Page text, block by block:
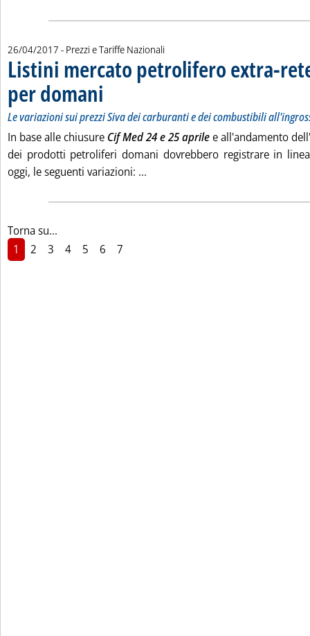
26/04/2017 - Prezzi e Tariffe Nazionali
Listini mercato petrolifero extra-
per domani . Sottotitolo: Le variazioni sui prezzi Siva dei carburanti e dei
. Pubblicata mercoledì 26 aprile 2017 alle 9.34.
Le variazioni sui prezzi Siva dei carburanti e dei combustibili
In base alle chiusure Cif Med 24 e 25 aprilee all'andamento
dei prodotti petroliferi domani dovrebbero registrare in
oggi, le seguenti variazioni: ...
Torna su...
1
2 3 4 5 6 7